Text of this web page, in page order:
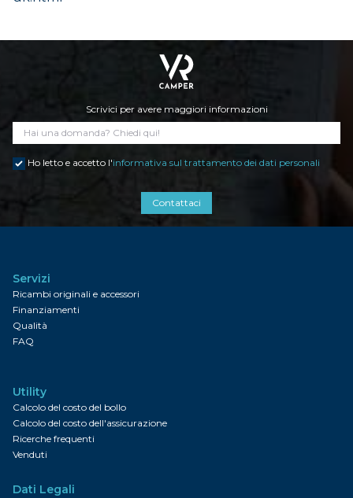
Scrivici per avere maggiori informazioni
Ho letto e accetto l'informativa sul trattamento dei dati personali
Contattaci
Servizi
Ricambi originali e accessori
Finanziamenti
Qualità
FAQ
Utility
Calcolo del costo del bollo
Calcolo del costo dell'assicurazione
Ricerche frequenti
Venduti
Dati Legali